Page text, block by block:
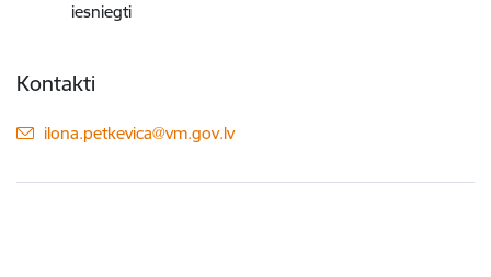
iesniegti
Kontakti
E-pasts:
ilona.petkevica@vm.gov.lv